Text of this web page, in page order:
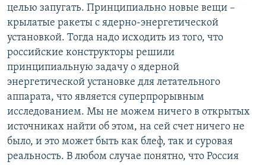
целью запугать. Принципиально новые вещи –
крылатые ракеты с ядерно-энергетической
установкой. Тогда надо исходить из того, что
российские конструкторы решили
принципиальную задачу о ядерной
энергетической установке для летательного
аппарата, что является суперпрорывным
исследованием. Мы не можем ничего в открытых
источниках найти об этом, на сей счет ничего не
было, и это может быть как блеф, так и суровая
реальность. В любом случае понятно, что Россия